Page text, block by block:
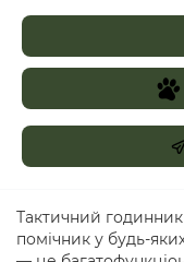
Тактичний
помічник у будь-